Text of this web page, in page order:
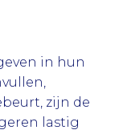
in hun
zijn de
lastig